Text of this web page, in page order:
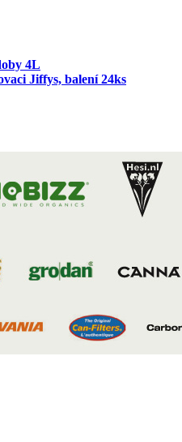
4L
Jiffys, balení 24ks